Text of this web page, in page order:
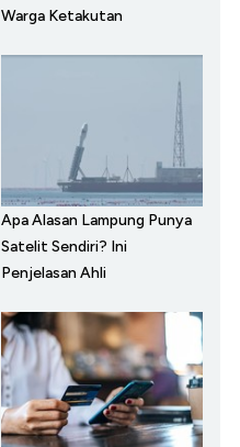
Warga Ketakutan
Apa Alasan Lampung Punya
Satelit Sendiri? Ini
Penjelasan Ahli